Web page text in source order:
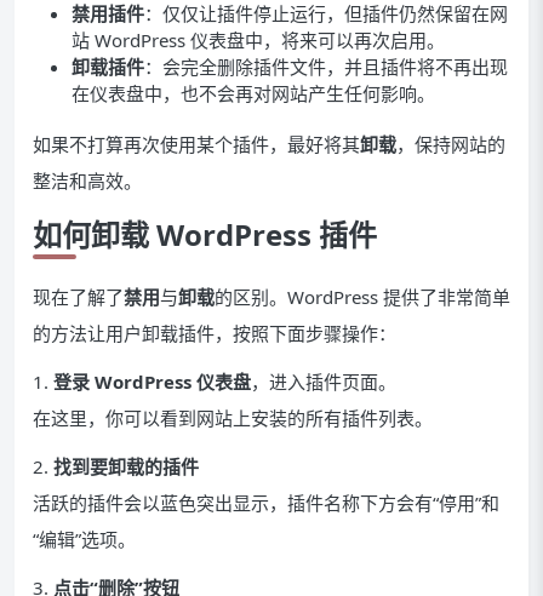
禁用插件：仅仅让插件停止运行，但插件仍然保留在网
站 WordPress 仪表盘中，将来可以再次启用。
卸载插件：会完全删除插件文件，并且插件将不再出现
在仪表盘中，也不会再对网站产生任何影响。
如果不打算再次使用某个插件，最好将其卸载，保持网站的
整洁和高效。
如何卸载 WordPress 插件
现在了解了禁用与卸载的区别。WordPress 提供了非常简单
的方法让用户卸载插件，按照下面步骤操作：
1. 登录 WordPress 仪表盘，进入插件页面。
在这里，你可以看到网站上安装的所有插件列表。
2. 找到要卸载的插件
活跃的插件会以蓝色突出显示，插件名称下方会有“停用”和
“编辑”选项。
3. 点击“删除”按钮